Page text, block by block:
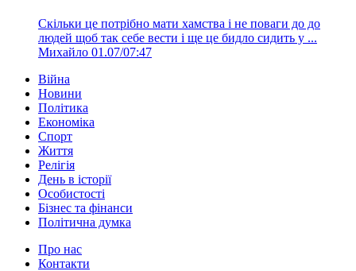
Скільки це потрібно мати хамства і не поваги до до
людей щоб так себе вести і ще це бидло сидить у ...
Михайло 01.07/07:47
Війна
Новини
Політика
Економіка
Спорт
Життя
Релігія
День в історії
Особистості
Бізнес та фінанси
Політична думка
Про нас
Контакти